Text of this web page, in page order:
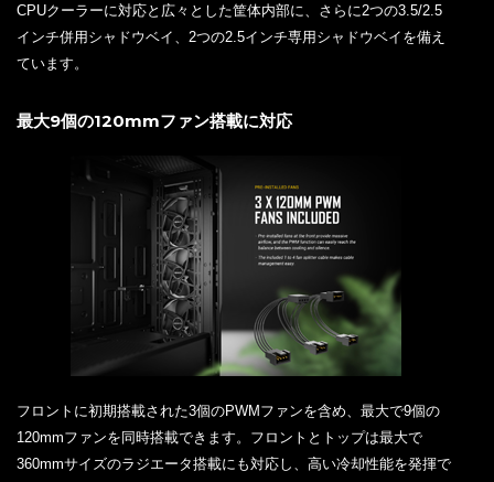
CPUクーラーに対応と広々とした筐体内部に、さらに2つの3.5/2.5
インチ併用シャドウベイ、2つの2.5インチ専用シャドウベイを備え
ています。
最大9個の120mmファン搭載に対応
フロントに初期搭載された3個のPWMファンを含め、最大で9個の
120mmファンを同時搭載できます。フロントとトップは最大で
360mmサイズのラジエータ搭載にも対応し、高い冷却性能を発揮で